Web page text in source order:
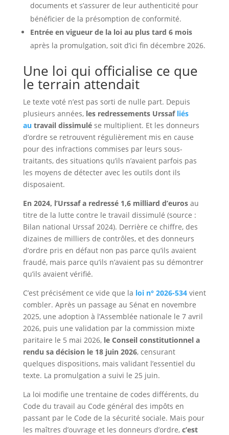
documents et s’assurer de leur authenticité pour
bénéficier de la présomption de conformité.
Entrée en vigueur de la loi au plus tard 6 mois
après la promulgation, soit d’ici fin décembre 2026.
Une loi qui officialise ce que
le terrain attendait
Le texte voté n’est pas sorti de nulle part. Depuis
plusieurs années, les redressements Urssaf liés
au travail dissimulése multiplient. Et les donneurs
d’ordre se retrouvent régulièrement mis en cause
pour des infractions commises par leurs sous-
traitants, des situations qu’ils n’avaient parfois pas
les moyens de détecter avec les outils dont ils
disposaient.
En 2024, l’Urssaf a redressé 1,6 milliard d’eurosau
titre de la lutte contre le travail dissimulé (source :
Bilan national Urssaf 2024). Derrière ce chiffre, des
dizaines de milliers de contrôles, et des donneurs
d’ordre pris en défaut non pas parce qu’ils avaient
fraudé, mais parce qu’ils n’avaient pas su démontrer
qu’ils avaient vérifié.
C’est précisément ce vide que la loi n° 2026-534vient
combler. Après un passage au Sénat en novembre
2025, une adoption à l’Assemblée nationale le 7 avril
2026, puis une validation par la commission mixte
paritaire le 5 mai 2026, le Conseil constitutionnel a
rendu sa décision le 18 juin 2026, censurant
quelques dispositions, mais validant l’essentiel du
texte. La promulgation a suivi le 25 juin.
La loi modifie une trentaine de codes différents, du
Code du travail au Code général des impôts en
passant par le Code de la sécurité sociale. Mais pour
les maîtres d’ouvrage et les donneurs d’ordre, c’est